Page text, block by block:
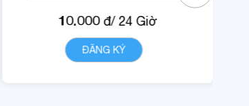
gọi nội mạng di động
VinaPhone dưới 20 phút
(tối đa 1440 phút).
10.000đ/ 24 Giờ
ĐĂNG KÝCHI TIẾT